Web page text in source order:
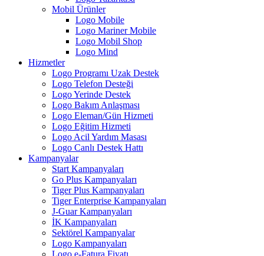
Mobil Ürünler
Logo Mobile
Logo Mariner Mobile
Logo Mobil Shop
Logo Mind
Hizmetler
Logo Programı Uzak Destek
Logo Telefon Desteği
Logo Yerinde Destek
Logo Bakım Anlaşması
Logo Eleman/Gün Hizmeti
Logo Eğitim Hizmeti
Logo Acil Yardım Masası
Logo Canlı Destek Hattı
Kampanyalar
Start Kampanyaları
Go Plus Kampanyaları
Tiger Plus Kampanyaları
Tiger Enterprise Kampanyaları
J-Guar Kampanyaları
İK Kampanyaları
Sektörel Kampanyalar
Logo Kampanyaları
Logo e-Fatura Fiyatı